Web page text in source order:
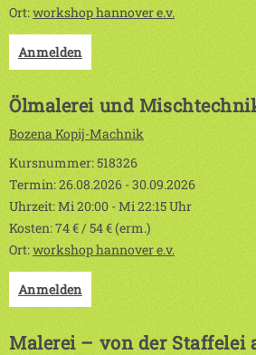
Ort:workshop hannover e.v.
Anmelden
Ölmalerei und
Bozena Kopij-Machnik
Kursnummer: 518326
Termin: 26.08.2026 - 30.09.2026
Uhrzeit: Mi 20:00 - Mi 22:15 Uhr
Kosten: 74 € / 54 € (erm.)
Ort:workshop hannover e.v.
Anmelden
Malerei – von der Staffelei